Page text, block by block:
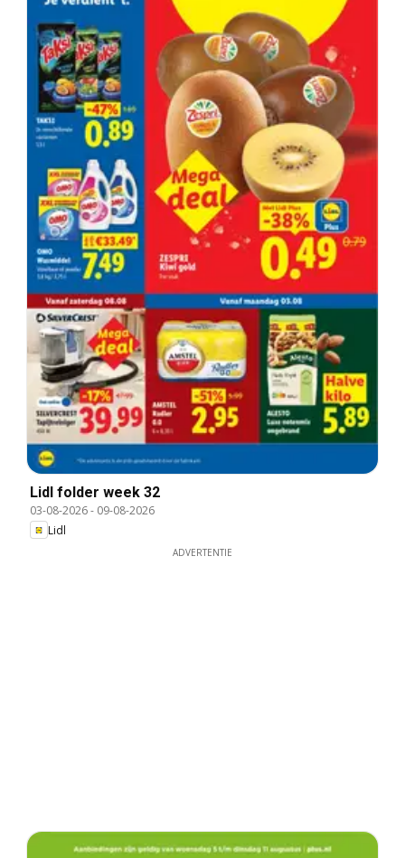
Lidl folder week 32
03-08-2026- 09-08-2026
Lidl
ADVERTENTIE